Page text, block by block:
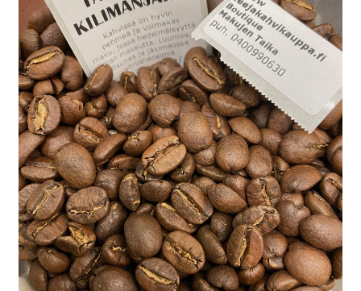
Kauppa
Oma tili
Ostoskori
Tilaus- ja sopimusehdot
Yrityksille